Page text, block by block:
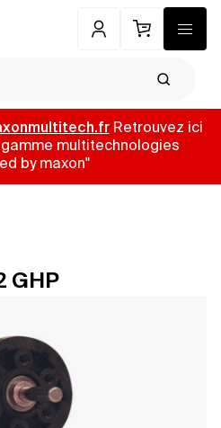
Mon compte
Panier
Retrouvez ici
multitechnologies
by maxon"
GHP